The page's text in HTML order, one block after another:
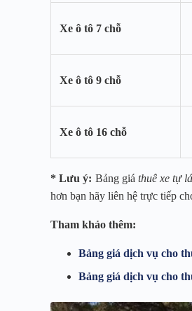
Xe ô tô 7 chỗ
Xe ô tô 9 chỗ
Xe ô tô 16 chỗ
* Lưu ý: Bảng giá thuê xe tự
hơn bạn hãy liên hệ trực tiếp
Tham khảo thêm:
Bảng giá dịch vụ cho
Bảng giá dịch vụ cho